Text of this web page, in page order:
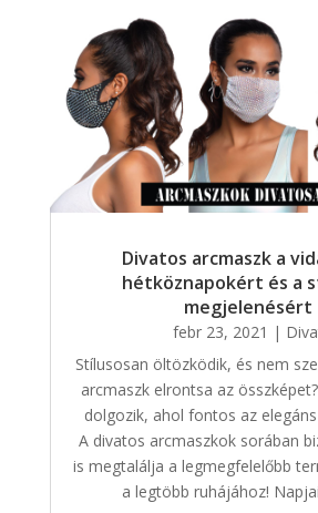
Divatos arcmaszk a
hétköznapokért és a
megjelenésért
febr 23, 2021 |
Stílusosan öltözködik, és nem
arcmaszk elrontsa az
dolgozik, ahol fontos az
A divatos arcmaszkok sorában
is megtalálja a legmegfelelőbb
a legtöbb ruhájához!